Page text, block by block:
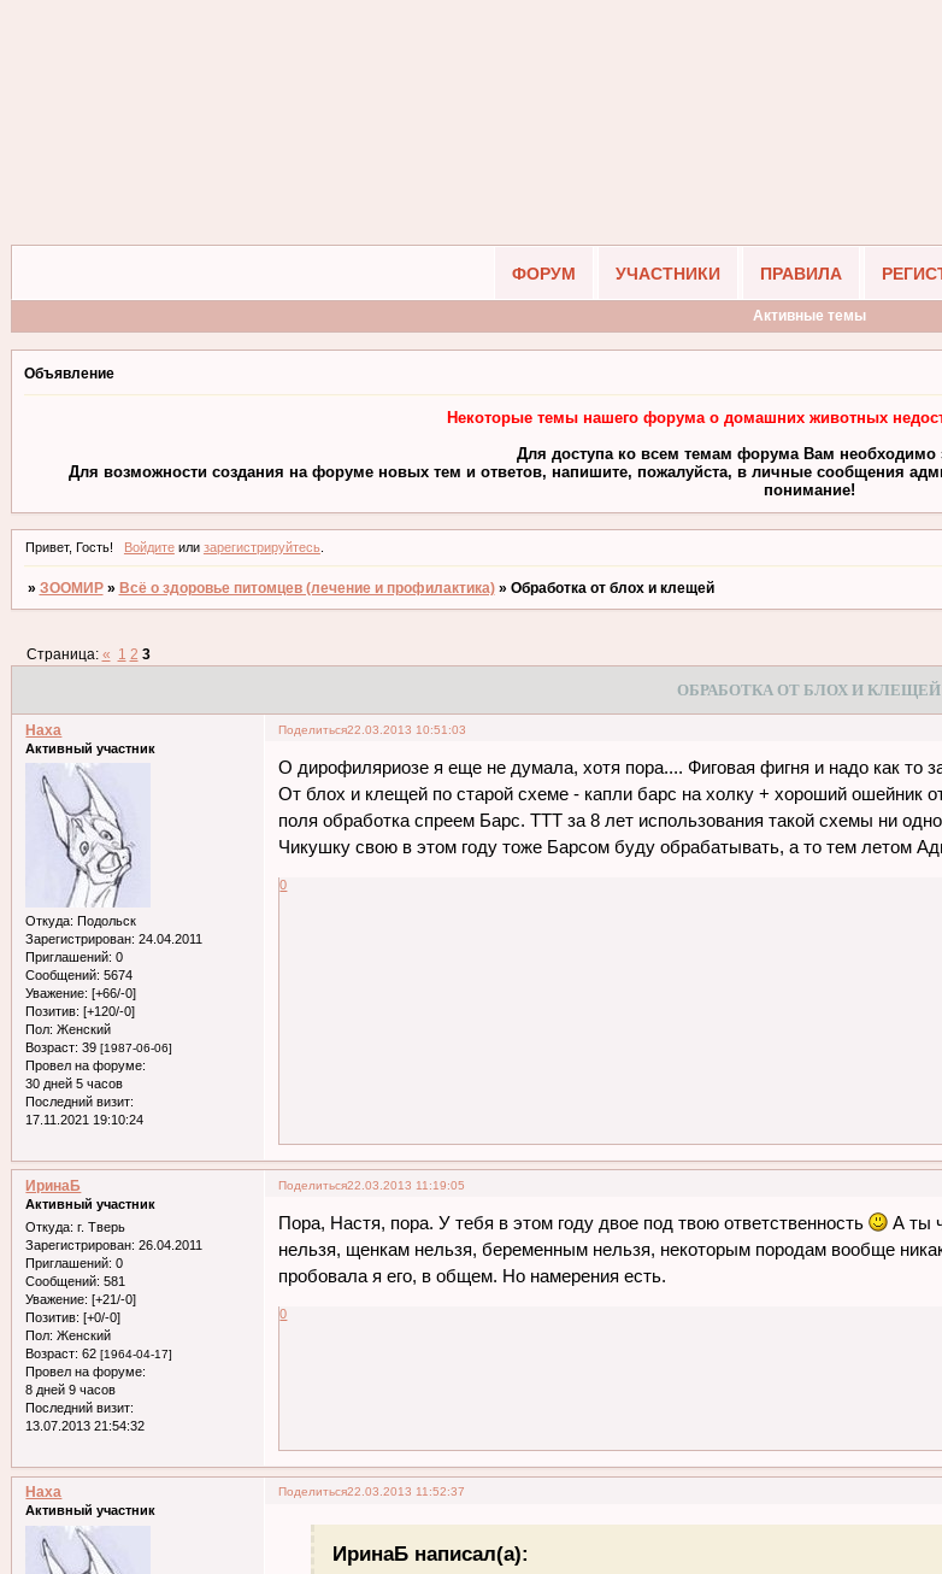
ФОРУМ УЧАСТНИКИ ПРАВИЛА
Активные темы
Объявление
Некоторые темы нашего форума о домашних животных
Для доступа ко всем темам форума Вам необходимо
Для возможности создания на форуме новых тем и ответов, напишите, пожалуйста, в личные сообщения
понимание!
Привет, Гость! Войдитеили зарегистрируйтесь.
» ЗООМИР » Всё о здоровье питомцев (лечение и профилактика) » Обработка от блох и клещей
ОБРАБОТКА ОТ БЛОХ И КЛЕЩЕЙ
Страница: « 1 2 3
Поделиться22.03.2013 10:51:03
Наха
Активный участник
Откуда: Подольск
Зарегистрирован: 24.04.2011
Приглашений: 0
Сообщений: 5674
Уважение: [+66/-0]
Позитив: [+120/-0]
Пол: Женский
Возраст: 39[1987-06-06]
Провел на форуме:
30 дней 5 часов
Последний визит:
17.11.2021 19:10:24
О дирофиляриозе я еще не думала, хотя пора.... Фиговая фигня и надо как то
От блох и клещей по старой схеме - капли барс на холку + хороший ошейник
поля обработка спреем Барс. ТТТ за 8 лет использования такой схемы ни
Чикушку свою в этом году тоже Барсом буду обрабатывать, а то тем летом
0
Поделиться22.03.2013 11:19:05
ИринаБ
Активный участник
Откуда: г. Тверь
Зарегистрирован: 26.04.2011
Приглашений: 0
Сообщений: 581
Уважение: [+21/-0]
Позитив: [+0/-0]
Пол: Женский
Возраст: 62[1964-04-17]
Провел на форуме:
8 дней 9 часов
Последний визит:
13.07.2013 21:54:32
Пора, Настя, пора. У тебя в этом году двое под твою ответственность
А ты
нельзя, щенкам нельзя, беременным нельзя, некоторым породам вообще
пробовала я его, в общем. Но намерения есть.
0
Поделиться22.03.2013 11:52:37
Наха
Активный участник
ИринаБ написал(а):